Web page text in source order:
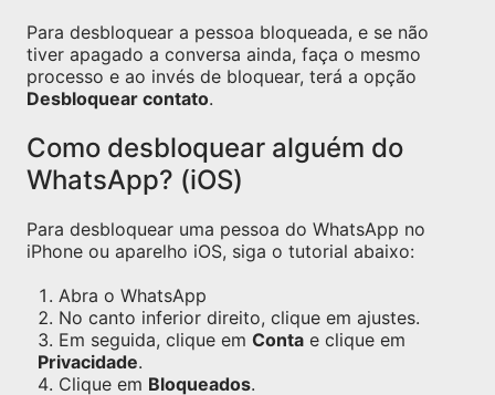
Para desbloquear a pessoa bloqueada, e se não
tiver apagado a conversa ainda, faça o mesmo
processo e ao invés de bloquear, terá a opção
Desbloquear contato.
Como desbloquear alguém do
WhatsApp? (iOS)
Para desbloquear uma pessoa do WhatsApp no
iPhone ou aparelho iOS, siga o tutorial abaixo:
Abra o WhatsApp
No canto inferior direito, clique em ajustes.
Em seguida, clique em Conta e clique em
Privacidade.
Clique em Bloqueados.